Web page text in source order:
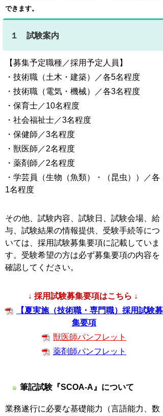
できます。
１ 試験案内
【募集予定職種／採用予定人員】
・技術職（土木・建築）／各5名程度
・技術職（電気・機械）／各3名程度
・保育士／10名程度
・社会福祉士／3名程度
・保健師／3名程度
・獣医師／2名程度
・薬剤師／2名程度
・学芸員（生物（魚類）・（昆虫））／各
1名程度
その他、試験内容、試験日、試験会場、給
与、試験結果の情報提供、受験手続等につ
いては、採用試験募集要項に記載していま
す。受験希望の方は必ず募集要項の内容を
確認してください。
↓ 採用試験募集要項はこちら ↓
【夏実施（技術職・専門職）採用試験募
集要項
獣医師パンフレット
薬剤師パンフレット
筆記試験『SCOA-A』について
業務遂行に必要な基礎能力（言語能力、数